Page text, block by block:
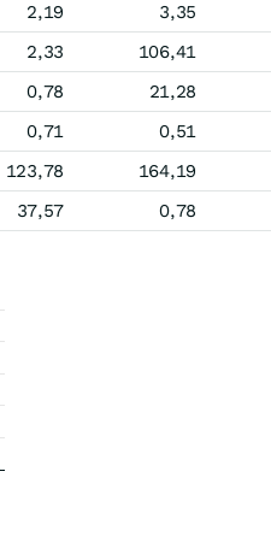
2,19 3,35
2,33 106,41
0,78 21,28
0,71 0,51
123,78 164,19
37,57 0,78